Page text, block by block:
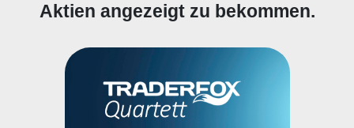
Aktien angezeigt zu bekommen.